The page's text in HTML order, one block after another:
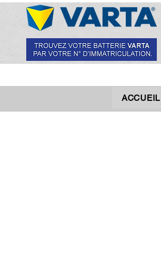
ACCUEIL